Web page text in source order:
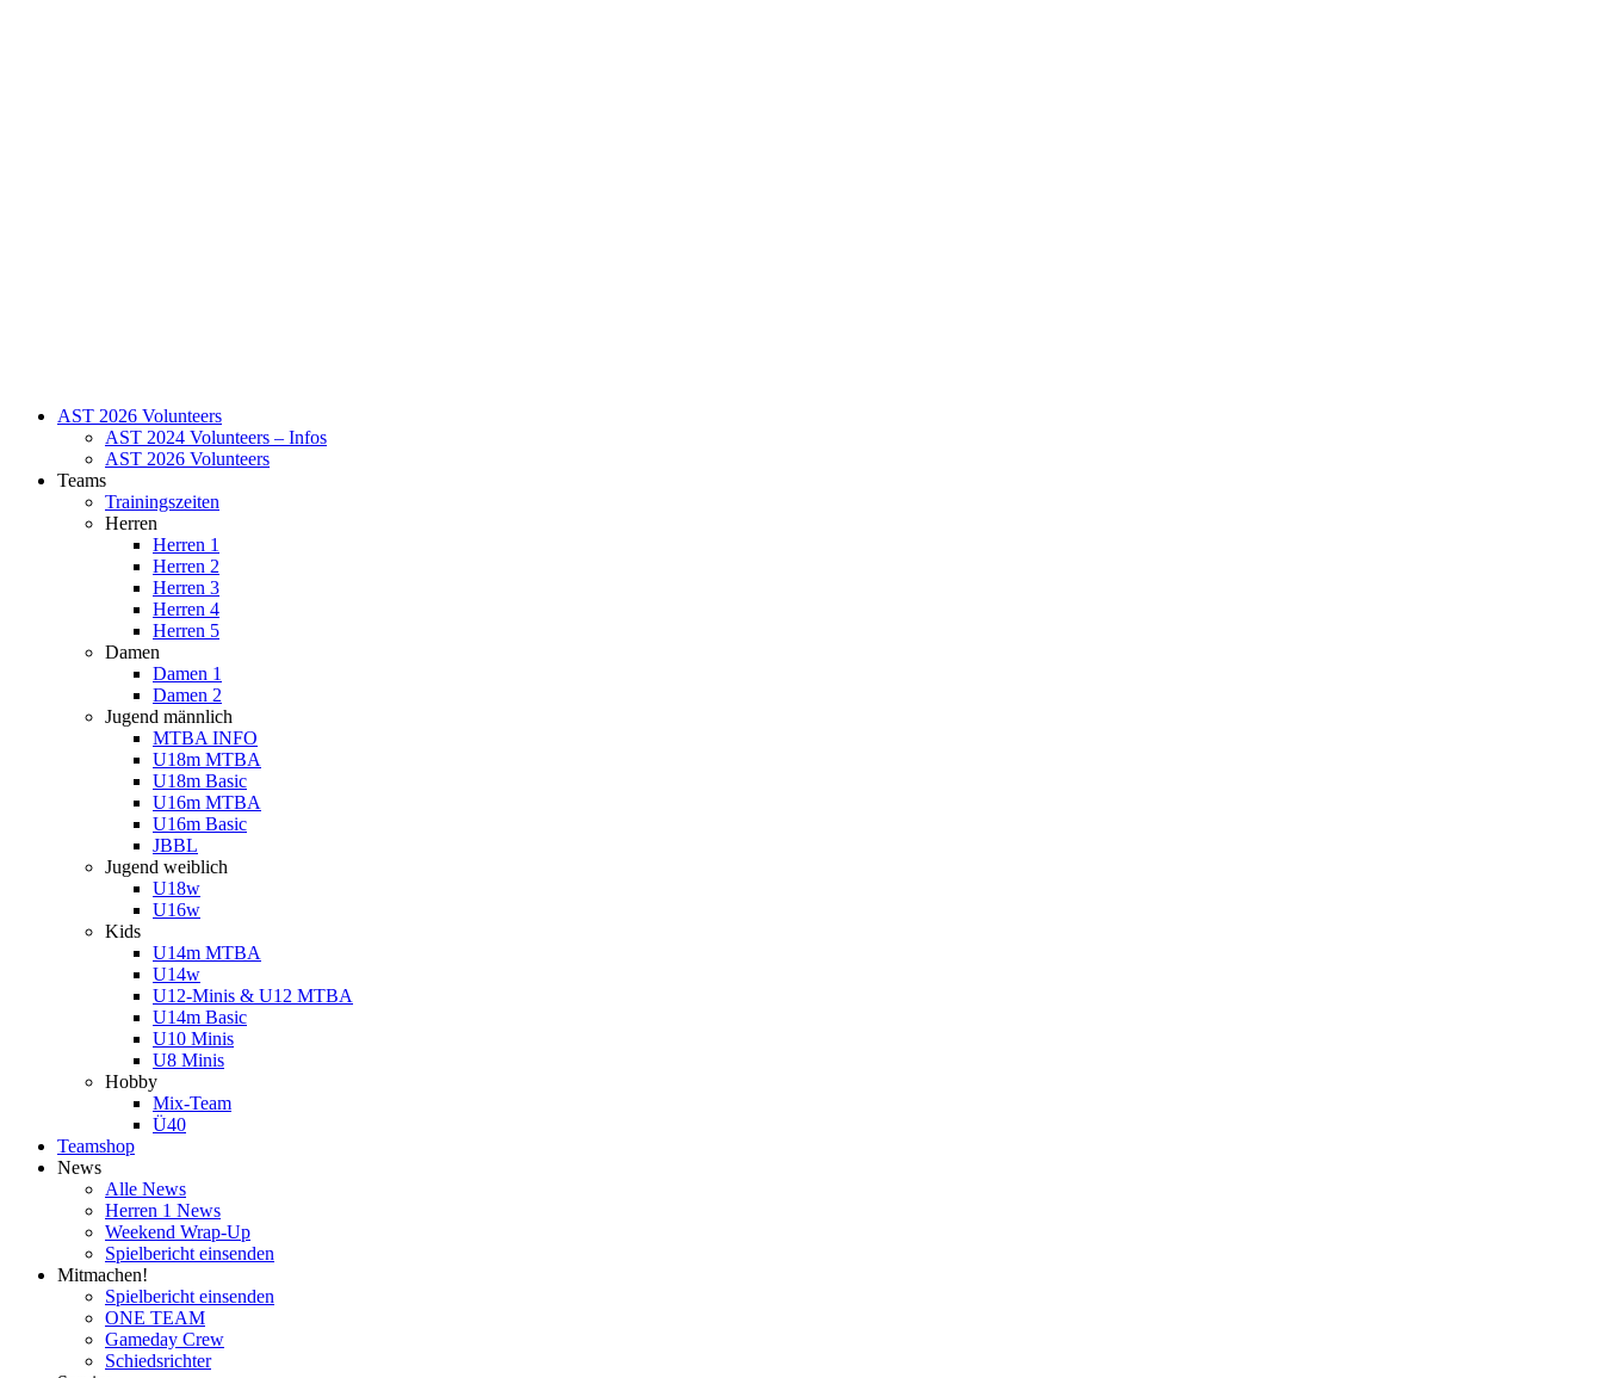
AST 2026 Volunteers
AST 2024 Volunteers – Infos
AST 2026 Volunteers
Teams
Trainingszeiten
Herren
Herren 1
Herren 2
Herren 3
Herren 4
Herren 5
Damen
Damen 1
Damen 2
Jugend männlich
MTBA INFO
U18m MTBA
U18m Basic
U16m MTBA
U16m Basic
JBBL
Jugend weiblich
U18w
U16w
Kids
U14m MTBA
U14w
U12-Minis & U12 MTBA
U14m Basic
U10 Minis
U8 Minis
Hobby
Mix-Team
Ü40
Teamshop
News
Alle News
Herren 1 News
Weekend Wrap-Up
Spielbericht einsenden
Mitmachen!
Spielbericht einsenden
ONE TEAM
Gameday Crew
Schiedsrichter